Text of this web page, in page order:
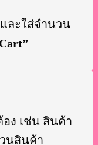
ละใส่จำนวน
ง เช่น สินค้า
นสินค้า